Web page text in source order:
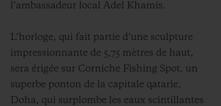
l’ambassadeur local Adel Khamis.
L’horloge, qui fait partie d’une sculpture
impressionnante de 5,75 mètres de haut,
sera érigée sur Corniche Fishing Spot, un
superbe ponton de la capitale qatarie,
Doha, qui surplombe les eaux scintillantes